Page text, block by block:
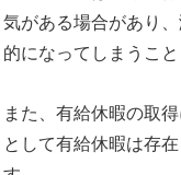
気がある場合があり
的になってしまうこと
また、有給休暇の取
として有給休暇は存